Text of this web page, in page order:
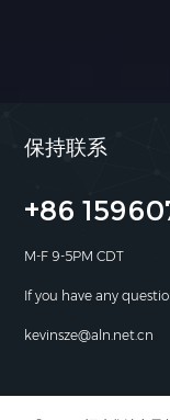
保持联系
+86
M-F 9-5PM CDT
If you have any
kevinsze@aln.net.cn